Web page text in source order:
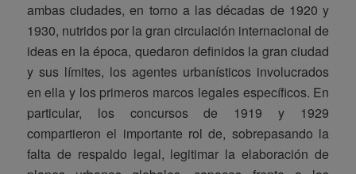
ambas ciudades, en torno a las décadas de 1920 y
1930, nutridos por la gran circulación internacional de
ideas en la época, quedaron definidos la gran ciudad
y sus límites, los agentes urbanísticos involucrados
en ella y los primeros marcos legales específicos. En
particular, los concursos de 1919 y 1929
compartieron el importante rol de, sobrepasando la
falta de respaldo legal, legitimar la elaboración de